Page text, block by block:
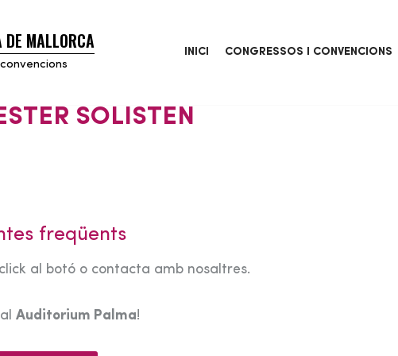
MALLORCA INICI CONGRESSOS I CONVENCIONS
SOLISTEN
freqüents
al botó o contacta amb nosaltres.
Auditorium Palma!